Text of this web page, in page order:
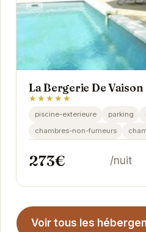
La Bergerie De Vaison
★★★★★
piscine-exterieure parking
chambres-non-fumeurs
273€ /nuit
Voir tous les